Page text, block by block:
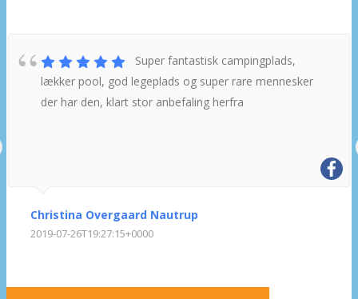
Super fantastisk campingplads,
lækker pool, god legeplads og super rare mennesker
der har den, klart stor anbefaling herfra
Christina Overgaard Nautrup
2019-07-26T19:27:15+0000